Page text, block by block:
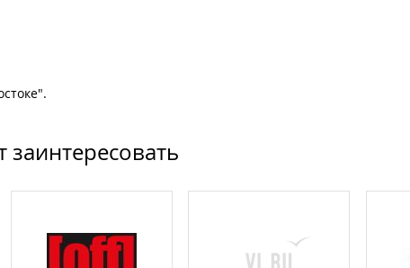
заинтересовать